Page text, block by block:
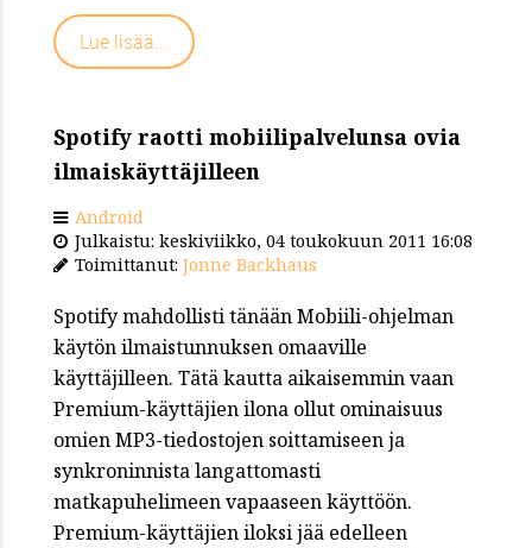
Lue lisää...
Spotify raotti mobiilipalvelunsa ovia
ilmaiskäyttäjilleen
Android
Julkaistu: keskiviikko, 04 toukokuun 2011 16:08
Toimittanut: Jonne Backhaus
Spotify mahdollisti tänään Mobiili-ohjelman
käytön ilmaistunnuksen omaaville
käyttäjilleen. Tätä kautta aikaisemmin vaan
Premium-käyttäjien ilona ollut ominaisuus
omien MP3-tiedostojen soittamiseen ja
synkroninnista langattomasti
matkapuhelimeen vapaaseen käyttöön.
Premium-käyttäjien iloksi jää edelleen